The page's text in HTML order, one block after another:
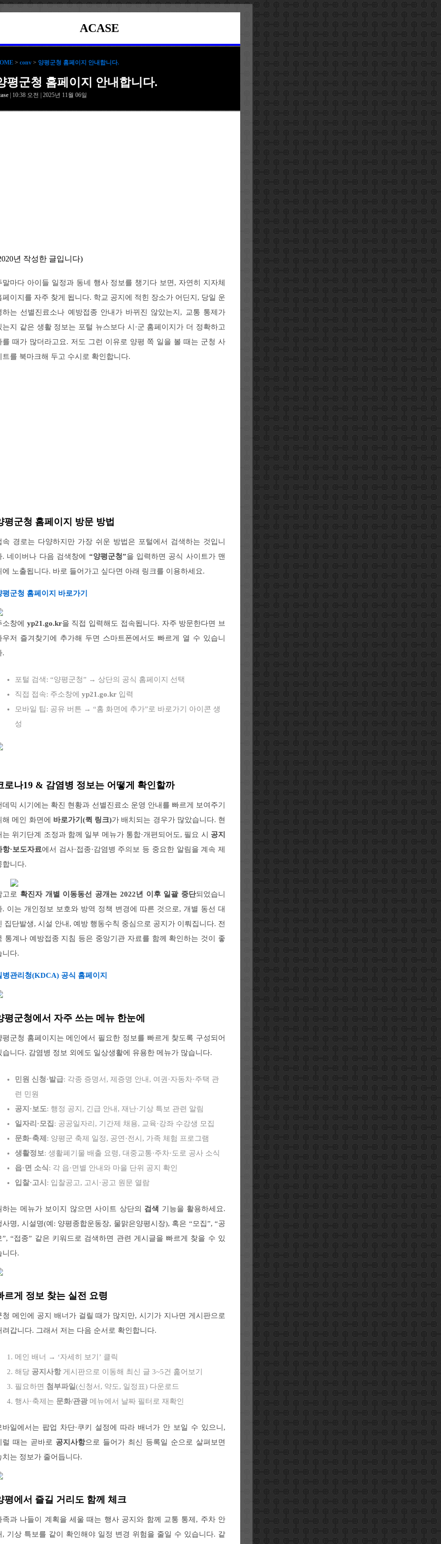
ACASE
> conv > 양평군청 홈페이지 안내합니다.
평군청 홈페이지 안내합니다.
| 10:38 오전 | 2025년 11월 06일
년 작성한 글입니다)
말마다 아이들 일정과 동네 행사 정보를 챙기다 보면, 자연히 지자체
페이지를 자주 찾게 됩니다. 학교 공지에 적힌 장소가 어딘지, 당일 운
하는 선별진료소나 예방접종 안내가 바뀌진 않았는지, 교통 통제가
는지 같은 생활 정보는 포털 뉴스보다 시·군 홈페이지가 더 정확하고
를 때가 많더라고요. 저도 그런 이유로 양평 쪽 일을 볼 때는 군청 사
트를 북마크해 두고 수시로 확인합니다.
평군청 홈페이지 방문 방법
속 경로는 다양하지만 가장 쉬운 방법은 포털에서 검색하는 것입니
. 네이버나 다음 검색창에 “양평군청”을 입력하면 공식 사이트가 맨
에 노출됩니다. 바로 들어가고 싶다면 아래 링크를 이용하세요.
평군청 홈페이지 바로가기
소창에 yp21.go.kr을 직접 입력해도 접속됩니다. 자주 방문한다면 브
우저 즐겨찾기에 추가해 두면 스마트폰에서도 빠르게 열 수 있습니
.
포털 검색: “양평군청” → 상단의 공식 홈페이지 선택
직접 접속: 주소창에 yp21.go.kr 입력
모바일 팁: 공유 버튼 → “홈 화면에 추가”로 바로가기 아이콘 생
성
로나19 & 감염병 정보는 어떻게 확인할까
데믹 시기에는 확진 현황과 선별진료소 운영 안내를 빠르게 보여주기
해 메인 화면에 바로가기(퀵 링크)가 배치되는 경우가 많았습니다. 현
는 위기단계 조정과 함께 일부 메뉴가 통합·개편되어도, 필요 시 공지
항·보도자료에서 검사·접종·감염병 주의보 등 중요한 알림을 계속 제
합니다.
고로 확진자 개별 이동동선 공개는 2022년 이후 일괄 중단되었습니
. 이는 개인정보 보호와 방역 정책 변경에 따른 것으로, 개별 동선 대
집단발생, 시설 안내, 예방 행동수칙 중심으로 공지가 이뤄집니다. 전
통계나 예방접종 지침 등은 중앙기관 자료를 함께 확인하는 것이 좋
니다.
병관리청(KDCA) 공식 홈페이지
평군청에서 자주 쓰는 메뉴 한눈에
평군청 홈페이지는 메인에서 필요한 정보를 빠르게 찾도록 구성되어
습니다. 감염병 정보 외에도 일상생활에 유용한 메뉴가 많습니다.
민원 신청·발급: 각종 증명서, 제증명 안내, 여권·자동차·주택 관
련 민원
공지·보도: 행정 공지, 긴급 안내, 재난·기상 특보 관련 알림
일자리·모집 : 공공일자리, 기간제 채용, 교육·강좌 수강생 모집
문화·축제 : 양평군 축제 일정, 공연·전시, 가족 체험 프로그램
생활정보: 생활폐기물 배출 요령, 대중교통·주차·도로 공사 소식
읍·면 소식: 각 읍·면별 안내와 마을 단위 공지 확인
입찰·고시 : 입찰공고, 고시·공고 원문 열람
하는 메뉴가 보이지 않으면 사이트 상단의 검색
기능을 활용하세요.
사명, 시설명(예: 양평종합운동장, 물맑은양평시장), 혹은 “모집”, “공
”, “접종” 같은 키워드로 검색하면 관련 게시글을 빠르게 찾을 수 있
니다.
르게 정보 찾는 실전 요령
청 메인에 공지 배너가 걸릴 때가 많지만, 시기가 지나면 게시판으로
려갑니다. 그래서 저는 다음 순서로 확인합니다.
메인 배너 → ‘자세히 보기’ 클릭
해당 공지사항게시판으로 이동해 최신 글 3~5건 훑어보기
필요하면 첨부파일(신청서, 약도, 일정표) 다운로드
행사·축제는 문화/관광메뉴에서 날짜 필터로 재확인
바일에서는 팝업 차단·쿠키 설정에 따라 배너가 안 보일 수 있으니,
럴 때는 곧바로 공지사항으로 들어가 최신 등록일 순으로 살펴보면
치는 정보가 줄어듭니다.
평에서 즐길 거리도 함께 체크
족과 나들이 계획을 세울 때는 행사 공지와 함께 교통 통제, 주차 안
, 기상 특보를 같이 확인해야 일정 변경 위험을 줄일 수 있습니다. 같